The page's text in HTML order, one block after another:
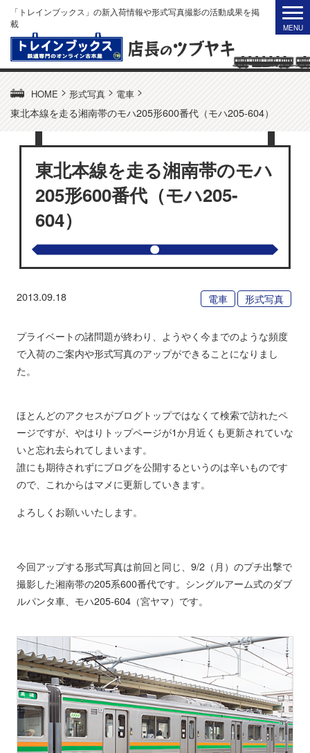
「トレインブックス」の新入荷情報や形式写真撮影の活動成果を掲
載
HOME > 形式写真 > 電車 >
東北本線を走る湘南帯のモハ205形600番代（モハ205-604）
東北本線を走る湘南帯のモハ
205形600番代（モハ205-
604）
2013.09.18 電車 形式写真
プライベートの諸問題が終わり、ようやく今までのような頻度
で入荷のご案内や形式写真のアップができることになりまし
た。
ほとんどのアクセスがブログトップではなくて検索で訪れたペ
ージですが、やはりトップページが1か月近くも更新されていな
いと忘れ去られてしまいます。
誰にも期待されずにブログを公開するというのは辛いものです
ので、これからはマメに更新していきます。
よろしくお願いいたします。
今回アップする形式写真は前回と同じ、9/2（月）のプチ出撃で
撮影した湘南帯の205系600番代です。シングルアーム式のダブ
ルパンタ車、モハ205-604（宮ヤマ）です。